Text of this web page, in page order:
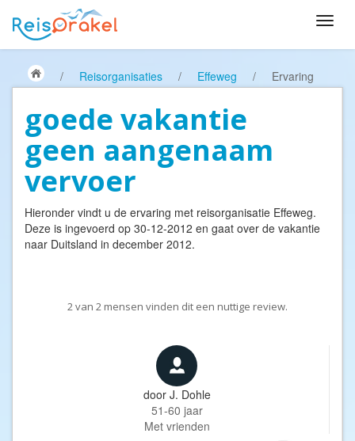
/ Reisorganisaties / Effeweg / Ervaring
goede vakantie
geen aangenaam
vervoer
Hieronder vindt u de ervaring met reisorganisatie Effeweg.
Deze is ingevoerd op 30-12-2012 en gaat over de vakantie
naar Duitsland in december 2012.
2van 2mensen vinden dit een nuttige review.
door J. Dohle
51-60 jaar
Met vrienden